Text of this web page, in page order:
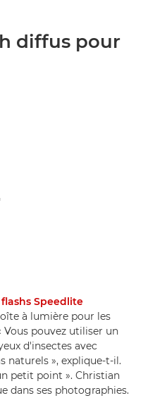
diffus pour
flashs Speedlite
à lumière pour les
Vous pouvez utiliser un
d'insectes avec
naturels », explique-t-il.
petit point ». Christian
dans ses photographies.